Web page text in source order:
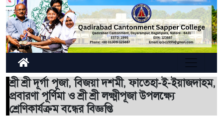
শ্রী শ্রী দূর্গা পূজা, বিজয়া দশমী, ফাতেহা-ই-ইয়াজদাহম,
প্রবারণা পূর্ণিমা ও শ্রী শ্রী লক্ষ্মীপূজা উপলক্ষ্যে
শ্রেণিকার্যক্রম বন্ধের বিজ্ঞপ্তি